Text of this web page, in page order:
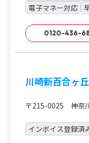
電子マネー対応
0120-436-
川崎新百合ヶ
〒215-0025 神奈
インボイス登録済